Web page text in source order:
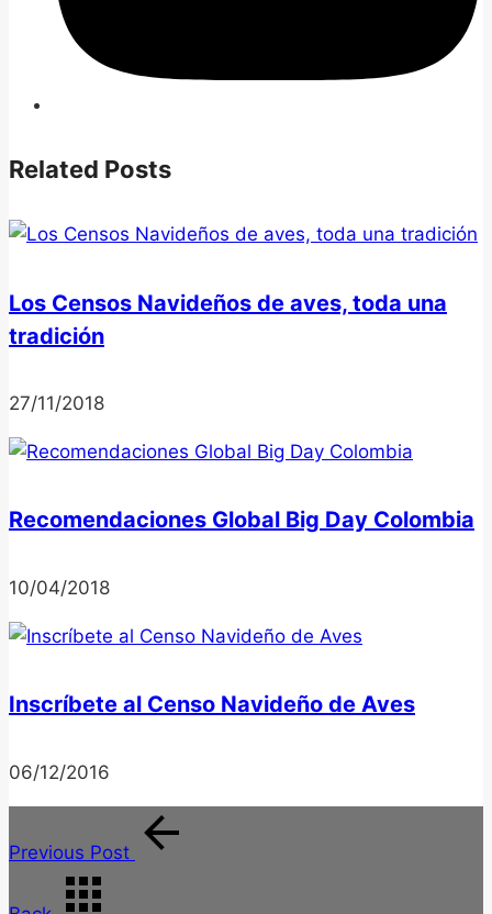
Related Posts
Los Censos Navideños de aves, toda una
tradición
27/11/2018
Recomendaciones Global Big Day Colombia
10/04/2018
Inscríbete al Censo Navideño de Aves
06/12/2016
Previous Post